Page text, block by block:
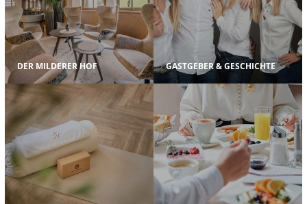
DER MILDERER HOF GASTGEBER & GESCHICHTE